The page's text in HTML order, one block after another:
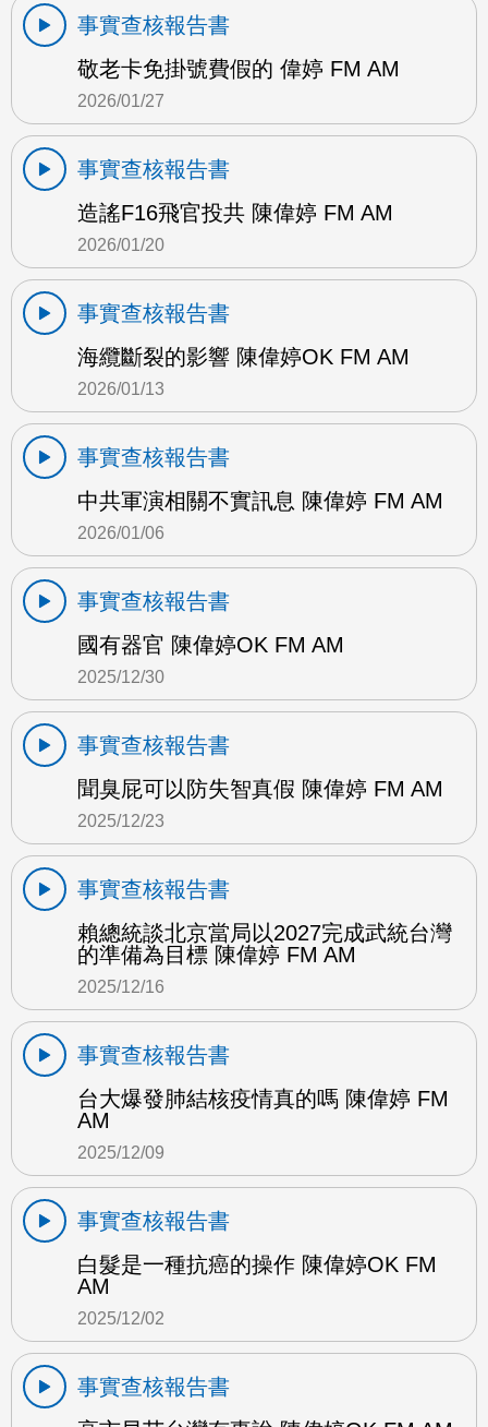
事實查核報告書
敬老卡免掛號費假的 偉婷 FM AM
2026/01/27
事實查核報告書
造謠F16飛官投共 陳偉婷 FM AM
2026/01/20
事實查核報告書
海纜斷裂的影響 陳偉婷OK FM AM
2026/01/13
事實查核報告書
中共軍演相關不實訊息 陳偉婷 FM AM
2026/01/06
事實查核報告書
國有器官 陳偉婷OK FM AM
2025/12/30
事實查核報告書
聞臭屁可以防失智真假 陳偉婷 FM AM
2025/12/23
事實查核報告書
賴總統談北京當局以2027完成武統台灣
的準備為目標 陳偉婷 FM AM
2025/12/16
事實查核報告書
台大爆發肺結核疫情真的嗎 陳偉婷 FM
AM
2025/12/09
事實查核報告書
白髮是一種抗癌的操作 陳偉婷OK FM
AM
2025/12/02
事實查核報告書